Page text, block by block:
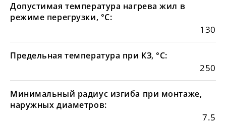
Допустимая температура нагрева жил в
режиме перегрузки, °С:
130
Предельная температура при КЗ, °С:
250
Минимальный радиус изгиба при монтаже,
наружных диаметров:
7.5